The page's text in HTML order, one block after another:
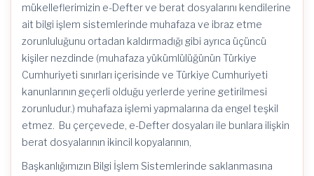
mükelleflerimizin e-Defter ve berat dosyalarını kendilerine
ait bilgi işlem sistemlerinde muhafaza ve ibraz etme
zorunluluğunu ortadan kaldırmadığı gibi ayrıca üçüncü
kişiler nezdinde (muhafaza yükümlülüğünün Türkiye
Cumhuriyeti sınırları içerisinde ve Türkiye Cumhuriyeti
kanunlarının geçerli olduğu yerlerde yerine getirilmesi
zorunludur.) muhafaza işlemi yapmalarına da engel teşkil
etmez. Bu çerçevede, e-Defter dosyaları ile bunlara ilişkin
berat dosyalarının ikincil kopyalarının,
Başkanlığımızın Bilgi İşlem Sistemlerinde saklanmasına